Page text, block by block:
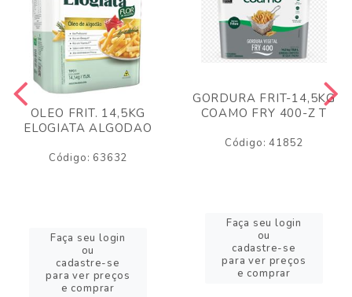
OLEO FRIT. 14,5KG
ELOGIATA ALGODAO
Código: 63632
Faça seu login
ou
cadastre-se
para ver preços
e comprar
GORDURA FRIT-14,5KG
COAMO FRY 400-Z T
Código: 41852
Faça seu login
ou
cadastre-se
para ver preços
e comprar